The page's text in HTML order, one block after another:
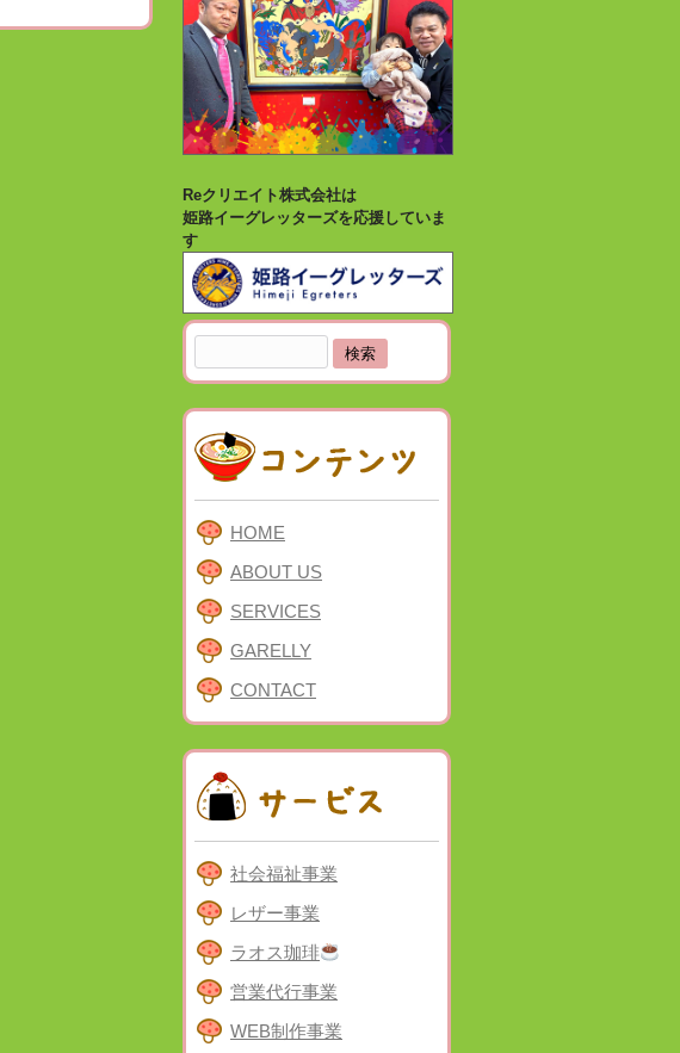
Reクリエイト株式会社は
姫路イーグレッターズを応援していま
す
索:
HOME
ABOUT US
SERVICES
GARELLY
CONTACT
社会福祉事業
レザー事業
ラオス珈琲
営業代行事業
WEB制作事業